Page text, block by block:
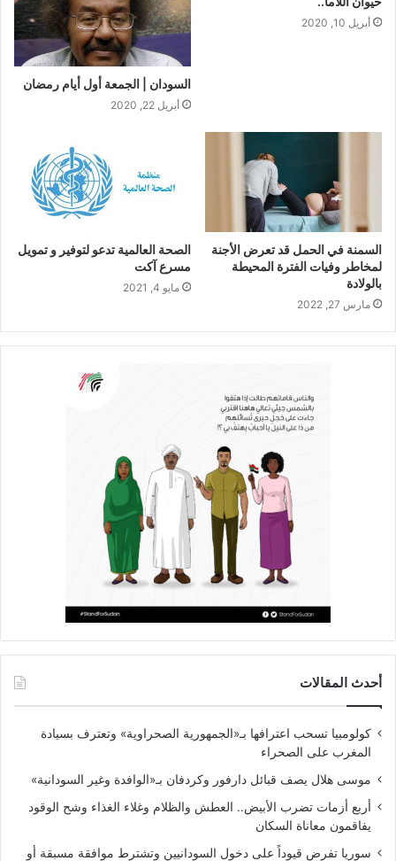
أبريل 10, 2020
السودان | الجمعة أول أيام رمضان
أبريل 22, 2020
السمنة في الحمل قد تعرض الأجنة
لمخاطر وفيات الفترة المحيطة
بالولادة
مارس 27, 2022
الصحة العالمية تدعو لتوفير و تمويل
مسرع آكت
مايو 4, 2021
أحدث المقالات
كولومبيا تسحب اعترافها بـ«الجمهورية الصحراوية» وتعترف بسيادة
المغرب على الصحراء
موسى هلال يصف قبائل دارفور وكردفان بـ«الوافدة وغير السودانية»
أربع أزمات تضرب الأبيض.. العطش والظلام وغلاء الغذاء وشح الوقود
يفاقمون معاناة السكان
سوريا تفرض قيوداً على دخول السودانيين وتشترط موافقة مسبقة أو